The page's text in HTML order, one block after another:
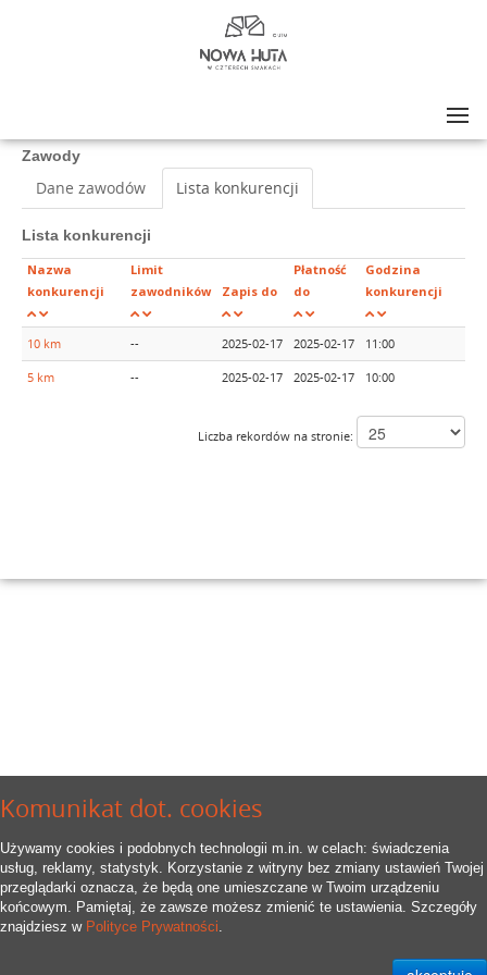
Komunikat dot. cookies
Używamy cookies i podobnych technologii m.in. w celach: świadczenia
usług, reklamy, statystyk. Korzystanie z witryny bez zmiany ustawień Twojej
przeglądarki oznacza, że będą one umieszczane w Twoim urządzeniu
końcowym. Pamiętaj, że zawsze możesz zmienić te ustawienia. Szczegóły
znajdziesz w Polityce Prywatności.
Zawody
Dane zawodów Lista konkurencji
Lista konkurencji
Nazwa
konkurencji
Limit
zawodników
Zapis do
Płatność
do
Godzina
konkurencji
10 km -- 2025-02-17 2025-02-17 11:00
5 km -- 2025-02-17 2025-02-17 10:00
Liczba rekordów na stronie: